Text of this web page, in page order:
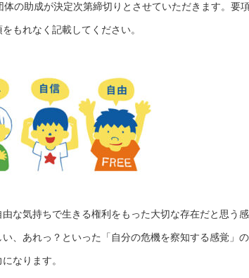
の助成が決定次第締切りとさせていただきます。要
もれなく記載してください。
由な気持ちで生きる権利をもった大切な存在だと思う
、あれっ？といった「自分の危機を察知する感覚」
なります。